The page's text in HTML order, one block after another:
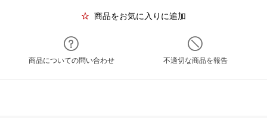
商品をお気に入りに追加
商品についての問い合わせ 不適切な商品を報告